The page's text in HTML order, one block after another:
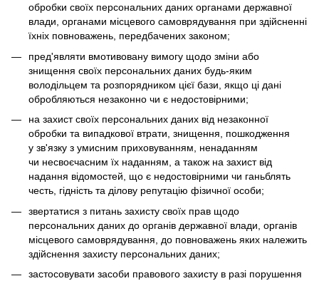
обробки своїх персональних даних органами державної
влади, органами місцевого самоврядування при здійсненні
їхніх повноважень, передбачених законом;
пред'являти вмотивовану вимогу щодо зміни або
знищення своїх персональних даних будь-яким
володільцем та розпорядником цієї бази, якщо ці дані
обробляються незаконно чи є недостовірними;
на захист своїх персональних даних від незаконної
обробки та випадкової втрати, знищення, пошкодження
у зв'язку з умисним приховуванням, ненаданням
чи несвоєчасним їх наданням, а також на захист від
надання відомостей, що є недостовірними чи ганьблять
честь, гідність та ділову репутацію фізичної особи;
звертатися з питань захисту своїх прав щодо
персональних даних до органів державної влади, органів
місцевого самоврядування, до повноважень яких належить
здійснення захисту персональних даних;
застосовувати засоби правового захисту в разі порушення